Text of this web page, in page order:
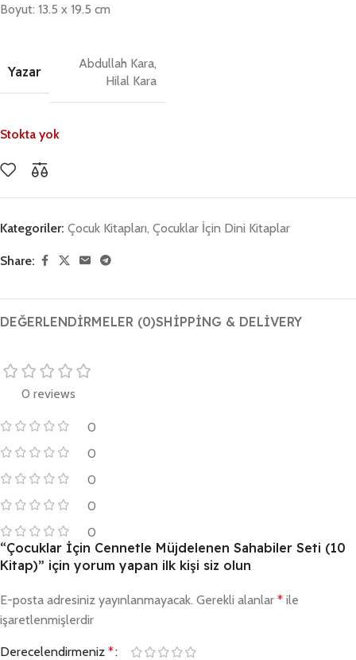
Boyut: 13.5 x 19.5 cm
Yazar
Abdullah Kara,
Hilal Kara
Stokta yok
Kategoriler: Çocuk Kitapları, Çocuklar İçin Dini Kitaplar
Share:
DEĞERLENDIRMELER (0)SHIPPING & DELIVERY
0 reviews
0
0
0
0
0
“Çocuklar İçin Cennetle Müjdelenen Sahabiler Seti (10
Kitap)” için yorum yapan ilk kişi siz olun
E-posta adresiniz yayınlanmayacak. Gerekli alanlar * ile
işaretlenmişlerdir
Derecelendirmeniz *